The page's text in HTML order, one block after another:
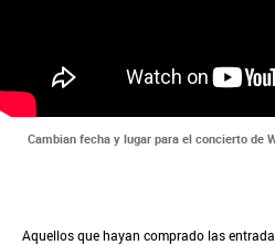
Cambian fecha y lugar para el concierto de
Aquellos que hayan comprado las